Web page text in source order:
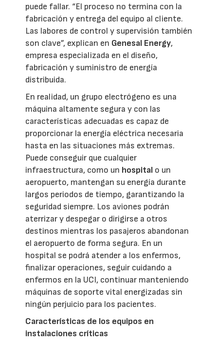
puede fallar. “El proceso no termina con la
fabricación y entrega del equipo al cliente.
Las labores de control y supervisión también
son clave”, explican en Genesal Energy,
empresa especializada en el diseño,
fabricación y suministro de energía
distribuida.
En realidad, un grupo electrógeno es una
máquina altamente segura y con las
características adecuadas es capaz de
proporcionar la energía eléctrica necesaria
hasta en las situaciones más extremas.
Puede conseguir que cualquier
infraestructura, como un hospital o un
aeropuerto, mantengan su energía durante
largos periodos de tiempo, garantizando la
seguridad siempre. Los aviones podrán
aterrizar y despegar o dirigirse a otros
destinos mientras los pasajeros abandonan
el aeropuerto de forma segura. En un
hospital se podrá atender a los enfermos,
finalizar operaciones, seguir cuidando a
enfermos en la UCI, continuar manteniendo
máquinas de soporte vital energizadas sin
ningún perjuicio para los pacientes.
Características de los equipos en
instalaciones críticas